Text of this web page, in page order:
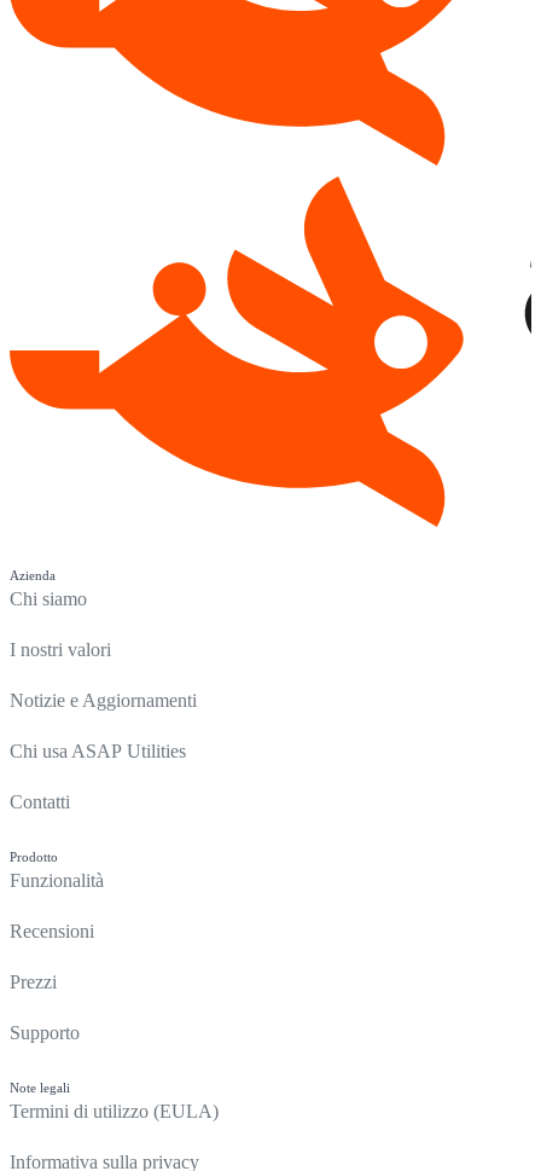
Azienda
Chi siamo
I nostri valori
Notizie e Aggiornamenti
Chi usa ASAP Utilities
Contatti
Prodotto
Funzionalità
Recensioni
Prezzi
Supporto
Note legali
Termini di utilizzo (EULA)
Informativa sulla privacy